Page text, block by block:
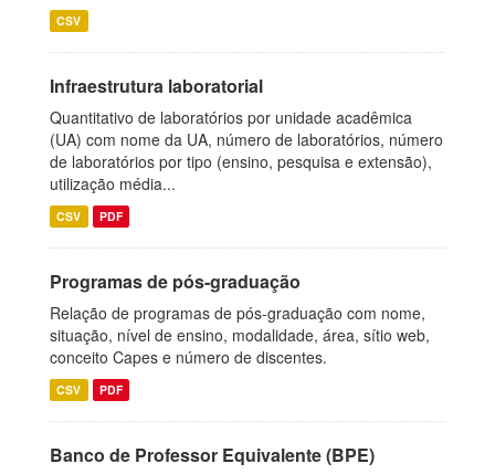
CSV
Infraestrutura laboratorial
Quantitativo de laboratórios por unidade acadêmica
(UA) com nome da UA, número de laboratórios, número
de laboratórios por tipo (ensino, pesquisa e extensão),
utilização média...
CSV PDF
Programas de pós-graduação
Relação de programas de pós-graduação com nome,
situação, nível de ensino, modalidade, área, sítio web,
conceito Capes e número de discentes.
CSV PDF
Banco de Professor Equivalente (BPE)